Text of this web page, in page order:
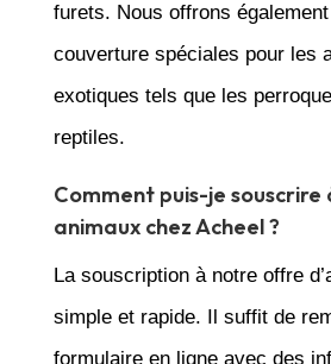
furets. Nous offrons
couverture spéciales pour les
exotiques tels que les
reptiles.
Comment puis-je souscrire
animaux chez Acheel ?
La souscription à notre offre
simple et rapide. Il suffit de
formulaire en ligne avec des